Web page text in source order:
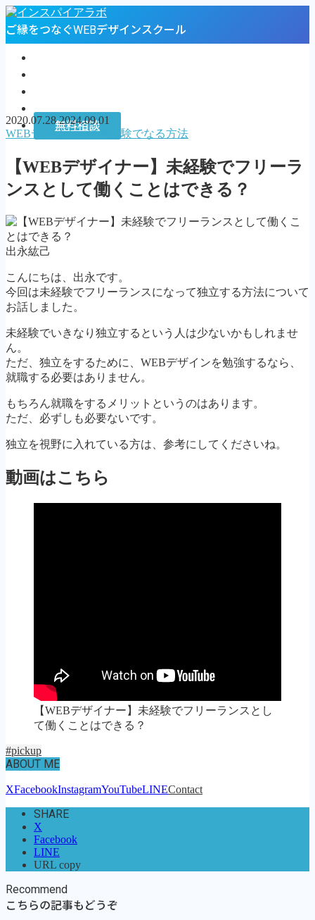
ご縁をつなぐWEBデザインスクール
インスパイアラボ
無料相談
トップページ
プロフィール
インスパイアラボ
無料相談
Follow Me
2020.07.282024.09.01
WEBデザイナーに未経験でなる方法
【WEBデザイナー】未経験でフリーラ
ンスとして働くことはできる？
出永紘己
こんにちは、出永です。
今回は未経験でフリーランスになって独立する方法について
お話しました。
未経験でいきなり独立するという人は少ないかもしれませ
ん。
ただ、独立をするために、WEBデザインを勉強するなら、
就職する必要はありません。
もちろん就職をするメリットというのはあります。
ただ、必ずしも必要ないです。
独立を視野に入れている方は、参考にしてくださいね。
動画はこちら
【WEBデザイナー】未経験でフリーランスとし
て働くことはできる？
#pickup
ABOUT ME
XFacebookInstagramYouTubeLINEContact
SHARE
X
Facebook
LINE
URL copy
Recommend
こちらの記事もどうぞ